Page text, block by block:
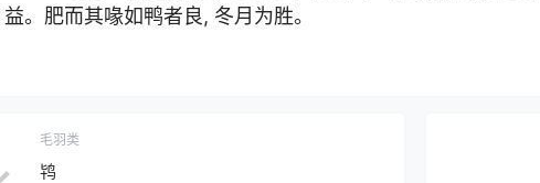
益。肥而其喙如鸭者良, 冬月为胜。
毛羽类
鸨